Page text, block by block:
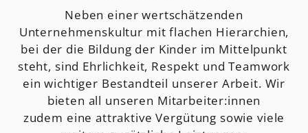
Neben einer wertschätzenden
Unternehmenskultur mit flachen Hierarchien,
bei der die Bildung der Kinder im Mittelpunkt
steht, sind Ehrlichkeit, Respekt und Teamwork
ein wichtiger Bestandteil unserer Arbeit. Wir
bieten all unseren Mitarbeiter:innen
zudem eine attraktive Vergütung sowie viele